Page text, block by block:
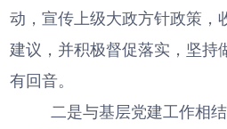
动，宣传上级大政方针政策，
建议，并积极督促落实，坚持
有回音。
二是与基层党建工作相